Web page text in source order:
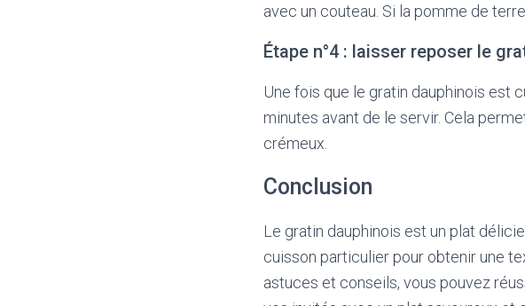
avec un couteau. Si la pomme de
Étape n°4 : laisser reposer le
Une fois que le gratin dauphinois est
minutes avant de le servir. Cela
crémeux.
Conclusion
Le gratin dauphinois est un plat
cuisson particulier pour obtenir une
astuces et conseils, vous pouvez